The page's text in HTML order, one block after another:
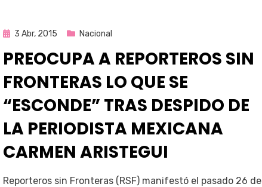
Publicada
3 Abr, 2015 Nacional
PREOCUPA A REPORTEROS SIN
FRONTERAS LO QUE SE
“ESCONDE” TRAS DESPIDO DE
LA PERIODISTA MEXICANA
CARMEN ARISTEGUI
porEnrique
Reporteros sin Fronteras (RSF) manifestó el pasado 26 de